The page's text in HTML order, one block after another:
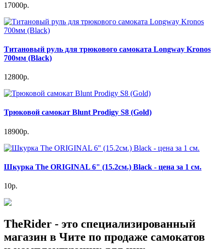
17000р.
Титановый руль для трюкового самоката Longway Kronos
700мм (Black)
12800р.
Трюковой самокат Blunt Prodigy S8 (Gold)
18900р.
Шкурка The ORIGINAL 6" (15.2см.) Black - цена за 1 см.
10р.
TheRider - это специализированный
магазин в Чите по продаже самокатов